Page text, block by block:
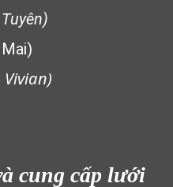
NẮNG
Vivian)
cung cấp lưới